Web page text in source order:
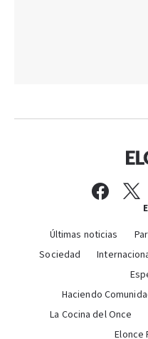
Últimas noticias
Sociedad
Haciendo
La Cocina del Once
Elonce